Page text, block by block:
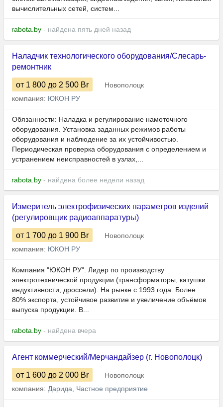
вычислительных сетей, систем...
rabota.by - найдена пять дней назад
Наладчик технологического оборудования/Слесарь-
ремонтник
от 1 800 до 2 500 Br
Новополоцк
компания: ЮКОН РУ
Обязанности: Наладка и регулирование намоточного
оборудования. Установка заданных режимов работы
оборудования и наблюдение за их устойчивостью.
Периодическая проверка оборудования с определением и
устранением неисправностей в узлах,...
rabota.by - найдена более недели назад
Измеритель электрофизических параметров изделий
(регулировщик радиоаппаратуры)
от 1 700 до 1 900 Br
Новополоцк
компания: ЮКОН РУ
Компания "ЮКОН РУ". Лидер по производству
электротехнической продукции (трансформаторы, катушки
индуктивности, дроссели). На рынке с 1993 года. Более
80% экспорта, устойчивое развитие и увеличение объёмов
выпуска продукции. В...
rabota.by - найдена вчера
Агент коммерческий/Мерчандайзер (г. Новополоцк)
от 1 600 до 2 000 Br
Новополоцк
компания: Дарида, Частное предприятие